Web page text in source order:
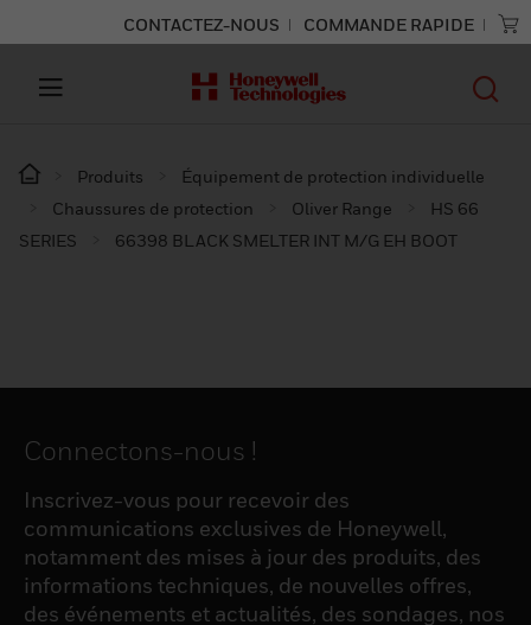
CONTACTEZ-NOUS COMMANDE RAPIDE
Produits
Équipement de protection individuelle
Chaussures de protection
Oliver Range
HS 66
SERIES
66398 BLACK SMELTER INT M/G EH BOOT
Connectons-nous !
Inscrivez-vous pour recevoir des
communications exclusives de Honeywell,
notamment des mises à jour des produits, des
informations techniques, de nouvelles offres,
des événements et actualités, des sondages, nos